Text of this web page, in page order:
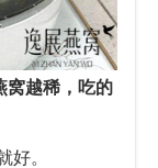
窝越稀，吃的
好。